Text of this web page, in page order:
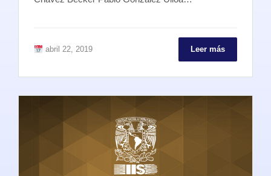
abril 22, 2019 Leer más